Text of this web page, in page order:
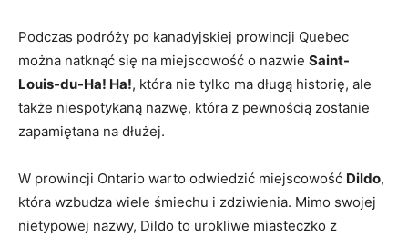
Podczas podróży po ⁣kanadyjskiej​ prowincji Quebec
można ‍natknąć się na miejscowość o ‌nazwie Saint-
Louis-du-Ha! Ha!, która nie tylko‍ ma‌ długą historię, ale
także⁣ niespotykaną ​nazwę, która z pewnością zostanie
⁤zapamiętana na ⁣dłużej.
W ⁤prowincji ⁢Ontario warto‍ odwiedzić‍ miejscowość Dildo,
która wzbudza ‍wiele śmiechu‍ i zdziwienia. ‌Mimo swojej
nietypowej nazwy,​ Dildo to⁢ urokliwe⁢ miasteczko z